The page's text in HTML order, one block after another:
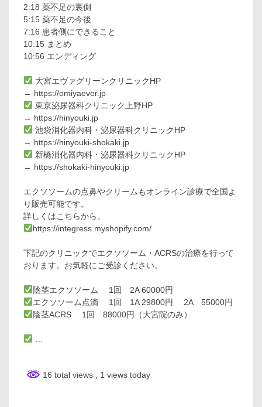
2:18 薬不足の裏側
5:15 薬不足の今後
7:16 患者側にできること
10:15 まとめ
10:56 エンディング
大宮エヴァグリーンクリニックHP
→ https://omiyaever.jp
東京泌尿器科クリニック上野HP
→ https://hinyouki.jp
池袋消化器内科・泌尿器科クリニックHP
→ https://hinyouki-shokaki.jp
新橋消化器内科・泌尿器科クリニックHP
→ https://shokaki-hinyouki.jp
エクソソームの点鼻やクリームもオンライン診療で全国よ
り販売可能です。
詳しくはこちらから。
https://integress.myshopify.com/
下記のクリニックでエクソソーム・ACRSの治療を行って
おります。お気軽にご受診ください。
陰茎エクソソーム 1回 2A 60000円
エクソソーム点滴 1回 1A 29800円 2A 55000円
陰茎ACRS 1回 88000円（大宮院のみ）
16 total views , 1 views today